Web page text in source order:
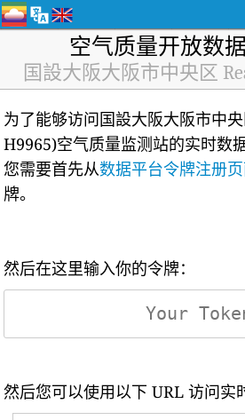
空气质量开放数
国設大阪大阪市中央区
为了能够访问国設大阪大阪市中
H9965)空气质量监测站的实时数
您需要首先从数据平台令牌注册
牌。
然后在这里输入你的令牌：
然后您可以使用以下 URL 访问实